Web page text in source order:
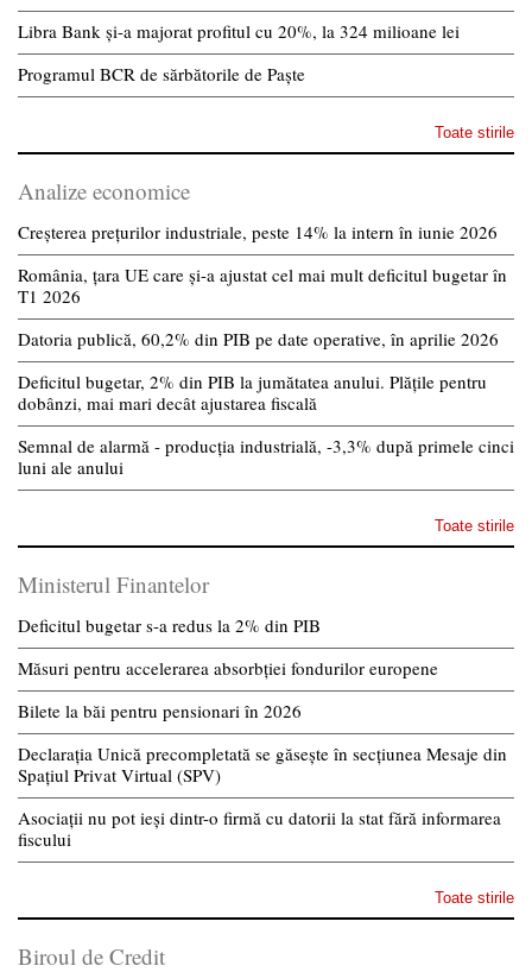
Libra Bank și-a majorat profitul cu 20%, la 324 milioane lei
Programul BCR de sărbătorile de Paște
Toate stirile
Analize economice
Creșterea prețurilor industriale, peste 14% la intern în iunie 2026
România, țara UE care și-a ajustat cel mai mult deficitul bugetar în
T1 2026
Datoria publică, 60,2% din PIB pe date operative, în aprilie 2026
Deficitul bugetar, 2% din PIB la jumătatea anului. Plățile pentru
dobânzi, mai mari decât ajustarea fiscală
Semnal de alarmă - producția industrială, -3,3% după primele cinci
luni ale anului
Toate stirile
Ministerul Finantelor
Deficitul bugetar s-a redus la 2% din PIB
Măsuri pentru accelerarea absorbției fondurilor europene
Bilete la băi pentru pensionari în 2026
Declarația Unică precompletată se găsește în secțiunea Mesaje din
Spațiul Privat Virtual (SPV)
Asociații nu pot ieși dintr-o firmă cu datorii la stat fără informarea
fiscului
Toate stirile
Biroul de Credit